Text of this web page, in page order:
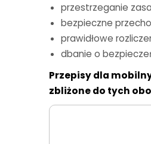
przestrzeganie
bezpieczne
prawidłowe
dbanie o
Przepisy dla
zbliżone do tych